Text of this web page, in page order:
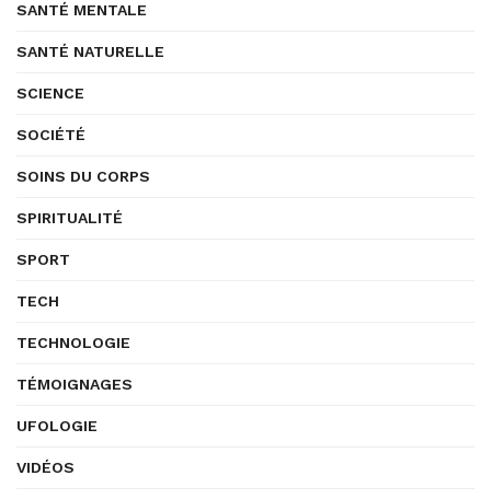
SANTÉ MENTALE
SANTÉ NATURELLE
SCIENCE
SOCIÉTÉ
SOINS DU CORPS
SPIRITUALITÉ
SPORT
TECH
TECHNOLOGIE
TÉMOIGNAGES
UFOLOGIE
VIDÉOS